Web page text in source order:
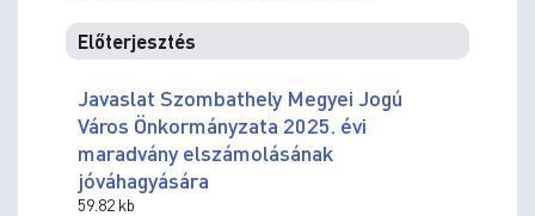
Előterjesztés
Javaslat Szombathely Megyei Jogú
Város Önkormányzata 2025. évi
maradvány elszámolásának
jóváhagyására
59.82 kb